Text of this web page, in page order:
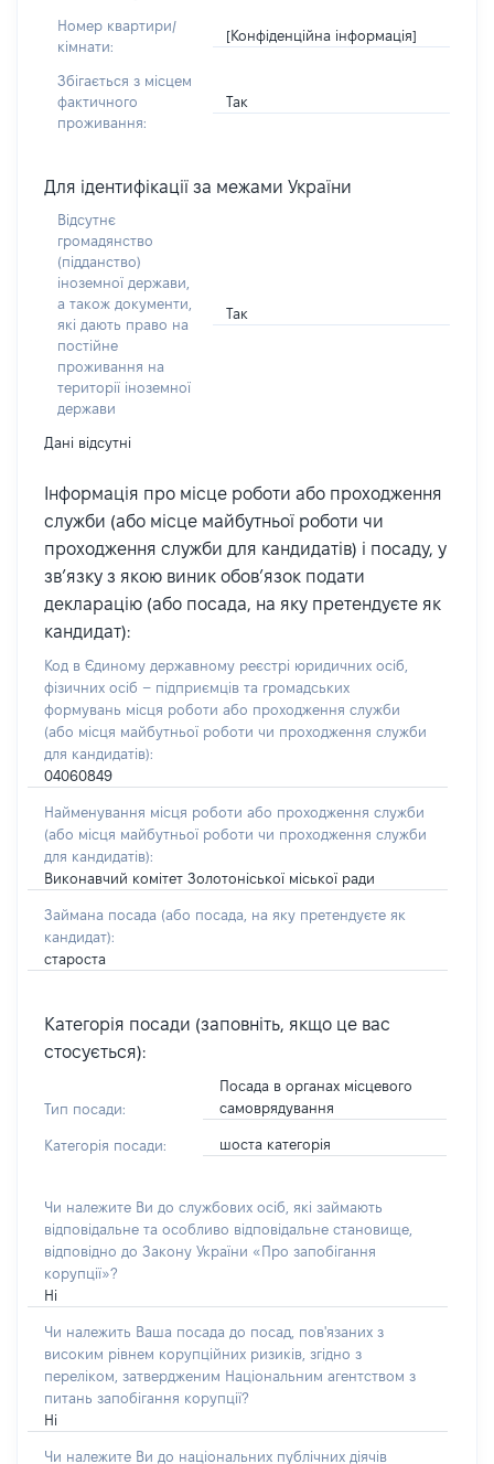
Номер квартири/
кімнати:
[Конфіденційна інформація]
Збігається з місцем
фактичного
проживання:
Так
Для ідентифікації за межами України
Відсутнє
громадянство
(підданство)
іноземної держави,
а також документи,
які дають право на
постійне
проживання на
території іноземної
держави
Так
Дані відсутні
Інформація про місце роботи або проходження
служби (або місце майбутньої роботи чи
проходження служби для кандидатів) і посаду, у
зв’язку з якою виник обов’язок подати
декларацію (або посада, на яку претендуєте як
кандидат):
Код в Єдиному державному реєстрі юридичних осіб,
фізичних осіб – підприємців та громадських
формувань місця роботи або проходження служби
(або місця майбутньої роботи чи проходження служби
для кандидатів):
04060849
Найменування місця роботи або проходження служби
(або місця майбутньої роботи чи проходження служби
для кандидатів):
Виконавчий комітет Золотоніської міської ради
Займана посада (або посада, на яку претендуєте як
кандидат):
староста
Категорія посади (заповніть, якщо це вас
стосується):
Тип посади:
Посада в органах місцевого
самоврядування
Категорія посади: шоста категорія
Чи належите Ви до службових осіб, які займають
відповідальне та особливо відповідальне становище,
відповідно до Закону України «Про запобігання
корупції»?
Ні
Чи належить Ваша посада до посад, пов'язаних з
високим рівнем корупційних ризиків, згідно з
переліком, затвердженим Національним агентством з
питань запобігання корупції?
Ні
Чи належите Ви до національних публічних діячів